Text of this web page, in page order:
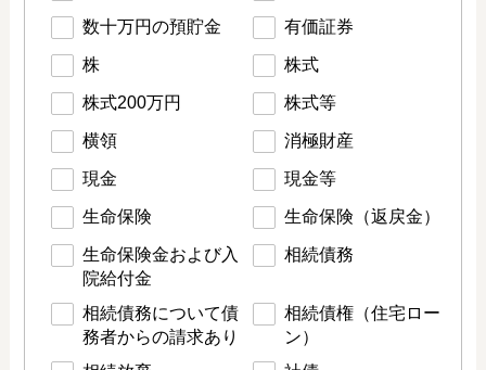
数十万円の預貯金 有価証券
株 株式
株式200万円 株式等
横領 消極財産
現金 現金等
生命保険 生命保険（返戻金）
生命保険金および入
院給付金
相続債務
相続債務について債
務者からの請求あり
相続債権（住宅ロー
ン）